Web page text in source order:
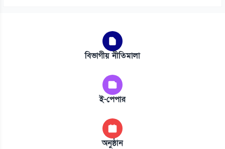
বিভাগীয় নীতিমালা
ই-পেপার
অনুষ্ঠান